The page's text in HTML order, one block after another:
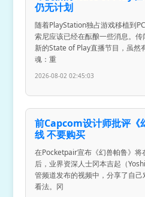
仍无计划
随着PlayStation独占游戏移植到
索尼应该已经在酝酿一些消息。
新的State of Play直播节目，虽然
魂：重
2026-08-02 02:45:03
前Capcom设计师批评《
线 不要购买
在Pocketpair宣布《幻兽帕鲁》
后，业界资深人士冈本吉起（
管频道发布的视频中，分享了自
看法。冈